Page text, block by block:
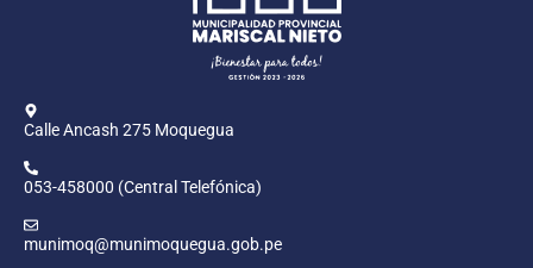
Calle Ancash 275 Moquegua
053-458000 (Central Telefónica)
munimoq@munimoquegua.gob.pe